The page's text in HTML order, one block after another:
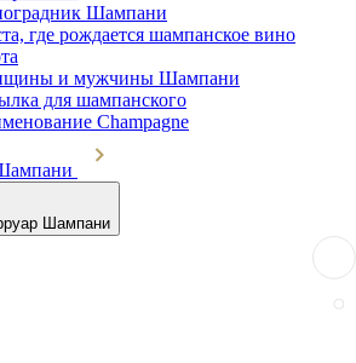
Шампани
где рождается шампанское вино
и мужчины Шампани
для шампанского
Champagne
Шампани